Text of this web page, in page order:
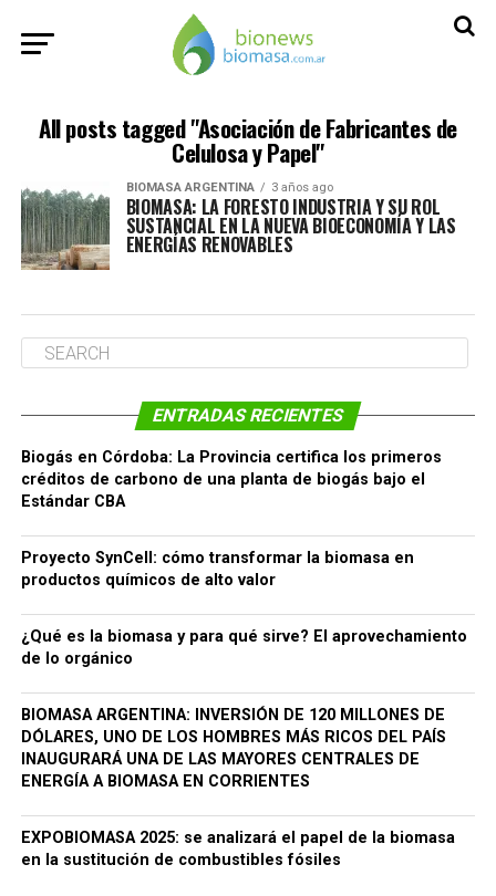
All posts tagged "Asociación de Fabricantes de
Celulosa y Papel"
BIOMASA ARGENTINA 3 años ago
BIOMASA: LA FORESTO INDUSTRIA Y SU ROL
SUSTANCIAL EN LA NUEVA BIOECONOMÍA Y LAS
ENERGÍAS RENOVABLES
ENTRADAS RECIENTES
Biogás en Córdoba: La Provincia certifica los primeros
créditos de carbono de una planta de biogás bajo el
Estándar CBA
Proyecto SynCell: cómo transformar la biomasa en
productos químicos de alto valor
¿Qué es la biomasa y para qué sirve? El aprovechamiento
de lo orgánico
BIOMASA ARGENTINA: INVERSIÓN DE 120 MILLONES DE
DÓLARES, UNO DE LOS HOMBRES MÁS RICOS DEL PAÍS
INAUGURARÁ UNA DE LAS MAYORES CENTRALES DE
ENERGÍA A BIOMASA EN CORRIENTES
EXPOBIOMASA 2025: se analizará el papel de la biomasa
en la sustitución de combustibles fósiles